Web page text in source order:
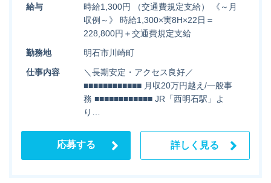
給与
時給1,300円 （交通費規定支給） 《～月
収例～》 時給1,300×実8H×22日＝
228,800円＋交通費規定支給
勤務地
明石市川崎町
仕事内容
＼長期安定・アクセス良好／
■■■■■■■■■■■■ 月収20万円越え/一般事
務 ■■■■■■■■■■■■ JR「西明石駅」よ
り…
応募する 詳しく見る